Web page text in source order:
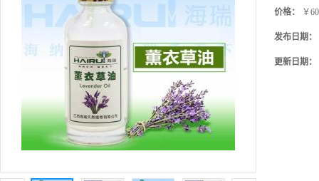
价格： ￥
发布日期：
更新日期：